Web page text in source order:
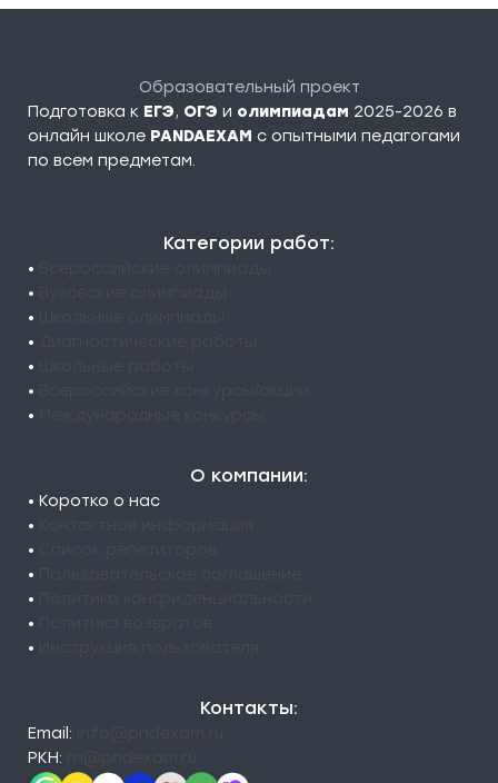
Образовательный проект
Подготовка к ЕГЭ, ОГЭ и олимпиадам 2025-2026 в
онлайн школе PANDAEXAM c опытными педагогами
по всем предметам.
Категории работ:
•
•
•
•
•
•
•
О компании:
• Коротко о нас
•
•
•
•
•
•
Контакты:
Email:
РКН: